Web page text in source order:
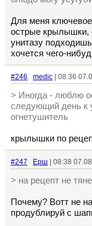
Для меня
острые крылышки,
унитазу
хочется чего-
#246 medic | 08:36
> Иногда - люблю
следующий день к
огнетушитель
крылышки по
#247 Ерш | 08:38
> на рецепт не
Почему? Вотт не
продублируй с